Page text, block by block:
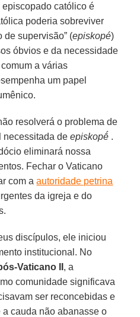
católico é
poderia sobreviver
de supervisão” (episkopé)
óbvios e da necessidade
a várias
um papel
resolverá o problema de
necessitada deepiskopḗ .
eliminará nossa
Fechar o Vaticano
com aautoridade petrina
da igreja e do
discípulos, ele iniciou
institucional. No
Vaticano II , a
comunidade significava
ser reconcebidas e
cauda não abanasse o